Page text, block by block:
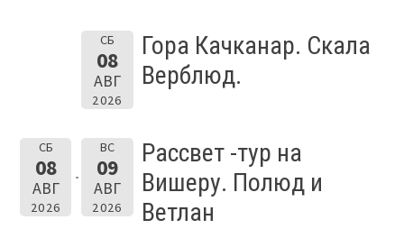
СБ
08
АВГ
2026
Гора Качканар. Скала
Верблюд.
СБ
08
АВГ
2026
ВС
09
АВГ
2026
Рассвет -тур на
Вишеру. Полюд и
Ветлан